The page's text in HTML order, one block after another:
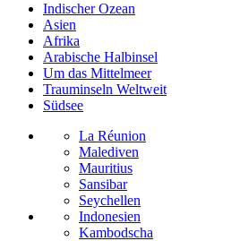
Indischer Ozean
Asien
Afrika
Arabische Halbinsel
Um das Mittelmeer
Trauminseln Weltweit
Südsee
La Réunion
Malediven
Mauritius
Sansibar
Seychellen
Indonesien
Kambodscha